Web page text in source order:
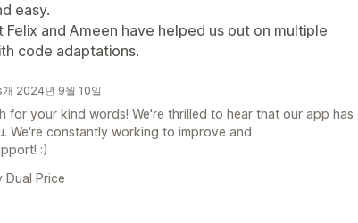
easy.
Felix and Ameen have helped us out on multiple
code adaptations.
2024년 9월 10일
for your kind words! We're thrilled to hear that our app has
We're constantly working to improve and
:)
Dual Price